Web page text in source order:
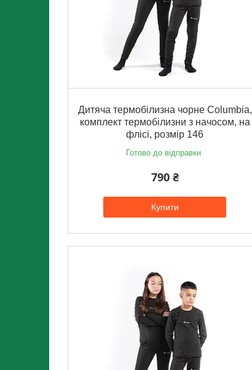
Дитяча термобілизна чорне Columbia,
комплект термобілизни з начосом, на
флісі, розмір 146
Готово до відправки
790 ₴
Купити